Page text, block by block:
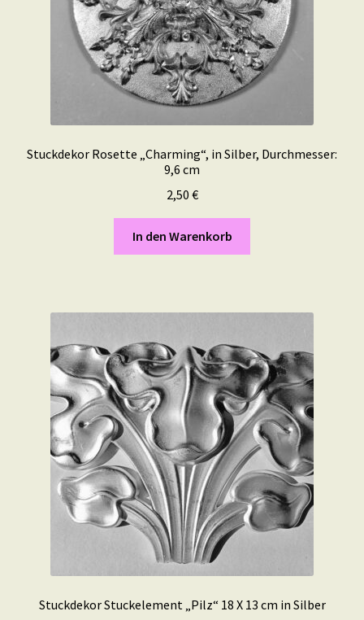
Stuckdekor Rosette „Charming“, in Silber, Durchmesser:
9,6 cm
2,50 €
In den Warenkorb
Stuckdekor Stuckelement „Pilz“ 18 X 13 cm in Silber